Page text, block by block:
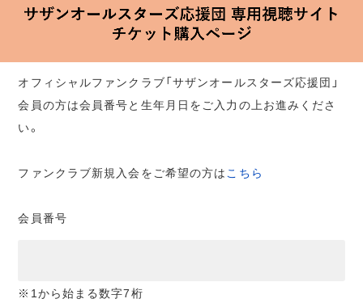
「Keep Smilin’～皆さん、ありがとうございます!!～」
2020.06.25 Thu 20:00 Start at 横浜アリーナ
オフィシャルファンクラブ「サザンオールスターズ応援団」
会員の方は会員番号と生年月日をご入力の上お進みくださ
い。
ファンクラブ新規入会をご希望の方は こちら
会員番号
※1から始まる数字7桁